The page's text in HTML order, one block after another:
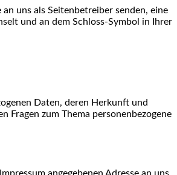
uns als Seitenbetreiber senden, eine
und an dem Schloss-Symbol in Ihrer
Daten, deren Herkunft und
Fragen zum Thema personenbezogene